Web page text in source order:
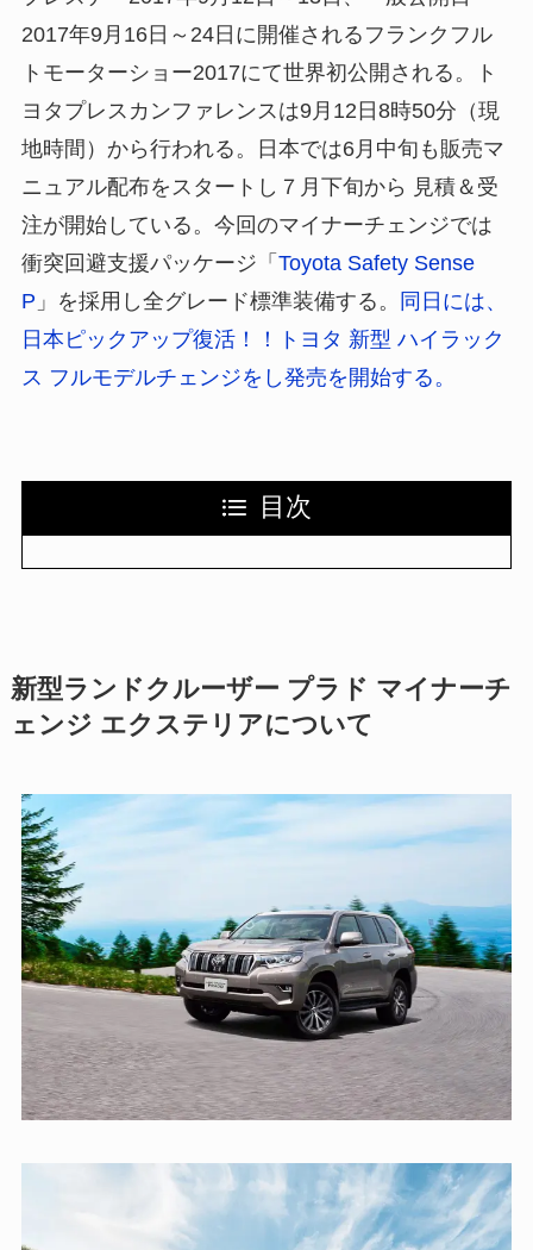
2017年9月16日～24日に開催されるフランクフル
トモーターショー2017にて世界初公開される。ト
ヨタプレスカンファレンスは9月12日8時50分（現
地時間）から行われる。日本では6月中旬も販売マ
ニュアル配布をスタートし７月下旬から 見積＆受
注が開始している。今回のマイナーチェンジでは
衝突回避支援パッケージ「 Toyota Safety Sense
P 」を採用し全グレード標準装備する。
同日には、
日本ピックアップ復活！！トヨタ 新型 ハイラック
ス フルモデルチェンジをし発売を開始する。
目次
新型ランドクルーザー プラド マイナーチ
ェンジ エクステリアについて